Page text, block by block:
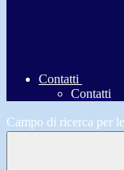
Contatti
Contatti
Campo di ricerca per